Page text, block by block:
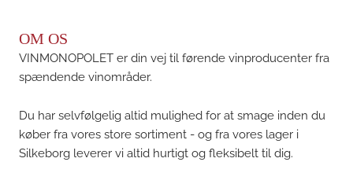
OM OS
VINMONOPOLET er din vej til førende vinproducenter fra
spændende vinområder.
Du har selvfølgelig altid mulighed for at smage inden du
køber fra vores store sortiment - og fra vores lager i
Silkeborg leverer vi altid hurtigt og fleksibelt til dig.